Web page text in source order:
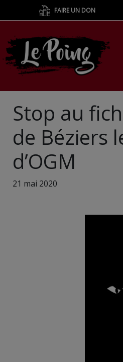
FAIRE UN DON
Stop au
de Béziers
d’OGM
21 mai 2020